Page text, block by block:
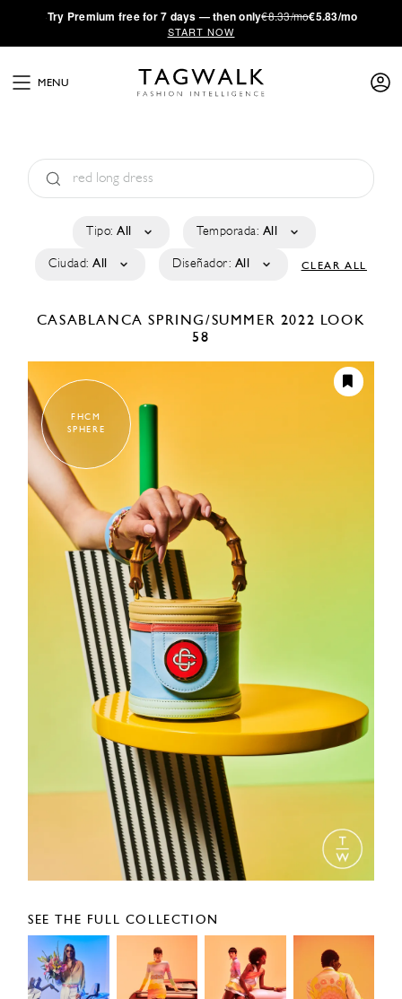
·Try Premium free for 7 days — then only€8.33/mo€5.83/mo
START NOW
MENU
Tipo: All Temporada: All
Ciudad: All Diseñador: All CLEAR ALL
CASABLANCASPRING/SUMMER 2022 LOOK
58
FHCM
SPHERE
SEE THE FULL COLLECTION